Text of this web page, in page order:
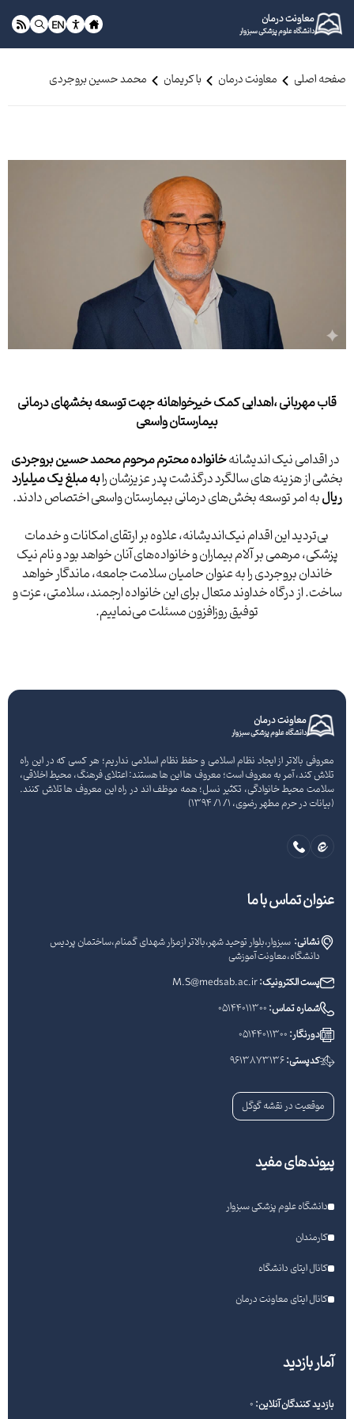
معاونت درمان
دانشگاه علوم پزشکی سبزوار EN
صفحه اصلی معاونت درمان با کریمان محمد حسین بروجردی
قاب مهربانی ،اهدایی کمک خیرخواهانه جهت توسعه بخشهای درمانی
بیمارستان واسعی
در اقدامی نیک اندیشانهخانواده محترم مرحوم محمد حسین بروجردی
بخشی از هزینه های سالگرد درگذشت پدر عزیزشان رابه مبلغ یک میلیارد
ریالبه امر توسعه بخش‌های درمانی بیمارستان واسعی اختصاص دادند.
بی‌تردید این اقدام نیک‌اندیشانه، علاوه بر ارتقای امکانات و خدمات
پزشکی، مرهمی بر آلام بیماران و خانواده‌های آنان خواهد بود و نام نیک
خاندان بروجردی را به عنوان حامیان سلامت جامعه، ماندگار خواهد
ساخت. از درگاه خداوند متعال برای این خانواده ارجمند، سلامتی، عزت و
توفیق روزافزون مسئلت می‌نماییم.
معاونت درمان
دانشگاه علوم پزشکی سبزوار
معروفی بالاتر از ایجاد نظام اسلامی و حفظ نظام اسلامی نداریم؛ هر کسی که در این راه
تلاش کند، آمر به معروف است؛ معروف ها این ها هستند: اعتلای فرهنگ، محیط اخلاقی،
سلامت محیط خانوادگی، تکثیر نسل؛ همه موظف اند در راه این معروف ها تلاش کنند.
(بیانات در حرم مطهر رضوی، 1/ 1/ 1394)
عنوان تماس با ما
نشانی:سبزوار،بلوار توحید شهر،بالاتر ازمزار شهدای گمنام،ساختمان پردیس
دانشگاه،معاونت آموزشی
پست الکترونیک:M.S@medsab.ac.ir
شماره تماس:05144011300
دورنگار:05144011300
کدپستی:9613873136
موقعیت در نقشه گوگل
پیوندهای مفید
دانشگاه علوم پزشکی سبزوار
کارمندان
کانال ایتای دانشگاه
کانال ایتای معاونت درمان
آمار بازدید
بازدید کنندگان آنلاین:0